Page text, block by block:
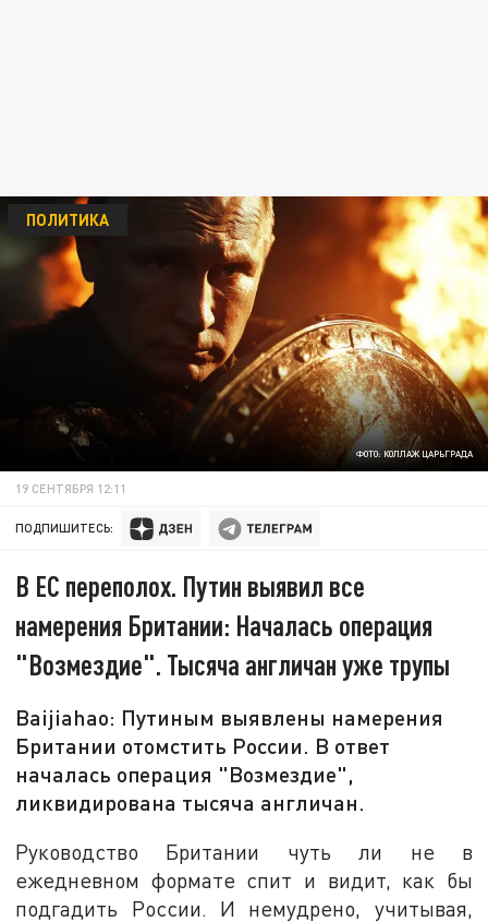
ФОТО: КОЛЛАЖ ЦАРЬГРАДА
ПОЛИТИКА
19 СЕНТЯБРЯ 12:11
ПОДПИШИТЕСЬ:
В ЕС переполох. Путин выявил все
намерения Британии: Началась операция
"Возмездие". Тысяча англичан уже трупы
Baijiahao: Путиным выявлены намерения
Британии отомстить России. В ответ
началась операция "Возмездие",
ликвидирована тысяча англичан.
Руководство Британии чуть ли не в
ежедневном формате спит и видит, как бы
подгадить России. И немудрено, учитывая,